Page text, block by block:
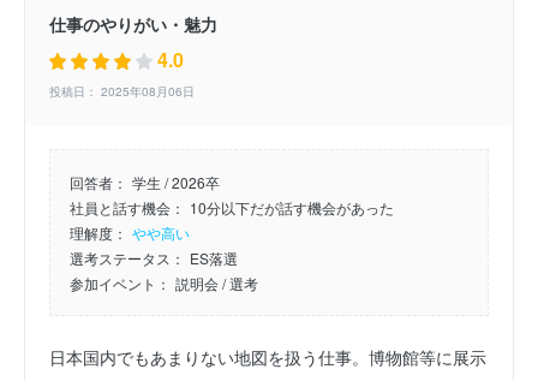
仕事のやりがい・魅力
4.0
投稿日： 2025年08月06日
回答者： 学生 / 2026卒
社員と話す機会： 10分以下だが話す機会があった
理解度： やや高い
選考ステータス： ES落選
参加イベント： 説明会/ 選考
日本国内でもあまりない地図を扱う仕事。博物館等に展示